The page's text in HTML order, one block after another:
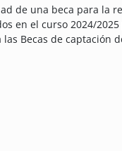
de una beca para la
en el curso 2024/
las Becas de